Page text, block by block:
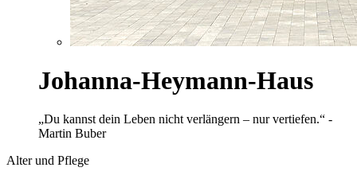
Johanna-Heymann-Haus
„Du kannst dein Leben nicht verlängern – nur vertiefen.“ -
Martin Buber
Alter und Pflege